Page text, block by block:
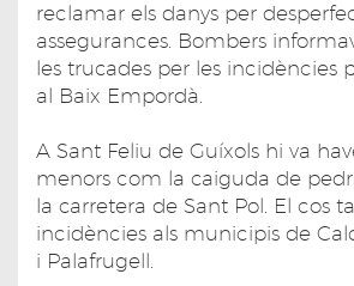
reclamar els danys per
assegurances. Bombers
les trucades per les incidències
al Baix Empordà.
A Sant Feliu de Guíxols hi va
menors com la caiguda de
la carretera de Sant Pol. El cos
incidències als municipis de
i Palafrugell.